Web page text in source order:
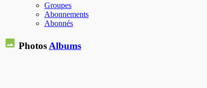
Groupes
Abonnements
Abonnés
PhotosAlbums